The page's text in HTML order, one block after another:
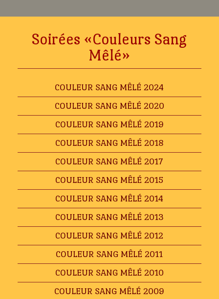
Soirées «Couleurs Sang
Mêlé»
COULEUR SANG MÊLÉ 2024
COULEUR SANG MÊLÉ 2020
COULEUR SANG MÊLÉ 2019
COULEUR SANG MÊLÉ 2018
COULEUR SANG MÊLÉ 2017
COULEUR SANG MÊLÉ 2015
COULEUR SANG MÊLÉ 2014
COULEUR SANG MÊLÉ 2013
COULEUR SANG MÊLÉ 2012
COULEUR SANG MÊLÉ 2011
COULEUR SANG MÊLÉ 2010
COULEUR SANG MÊLÉ 2009